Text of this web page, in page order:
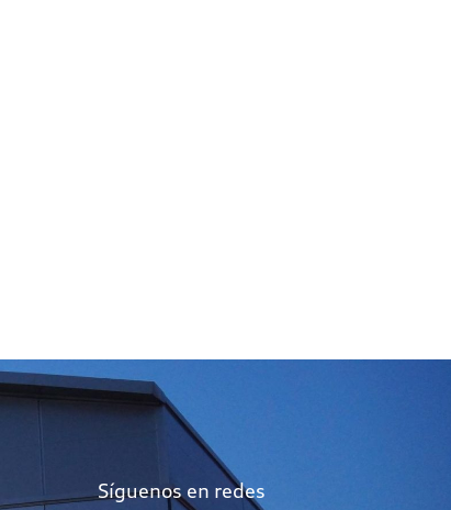
Síguenos en redes